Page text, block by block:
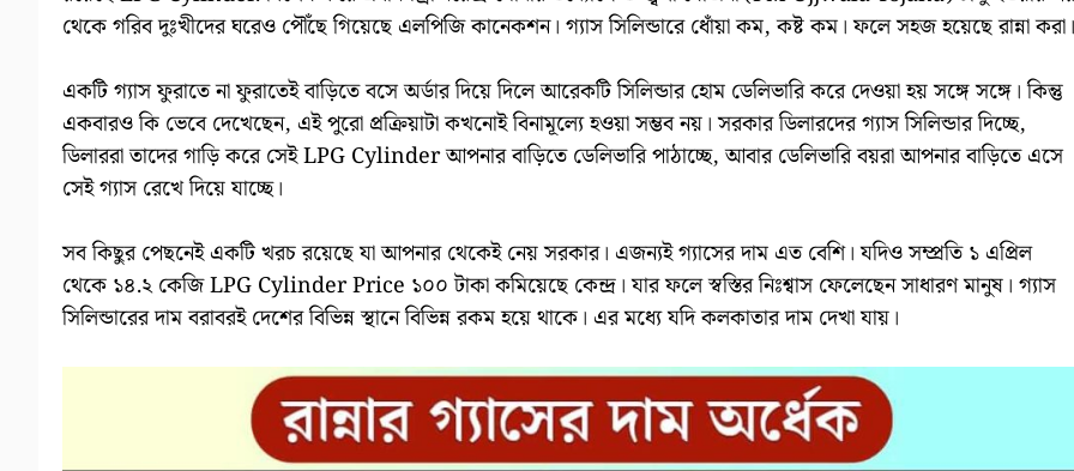
থেকে গরিব দুঃখীদের ঘরেও পৌঁছে গিয়েছে এলপিজি কানেকশন। গ্যাস সিলিন্ডারে ধোঁয়া কম, কষ্ট কম। ফলে সহজ হয়েছে রান্না করা।
একটি গ্যাস ফুরাতে না ফুরাতেই বাড়িতে বসে অর্ডার দিয়ে দিলে আরেকটি সিলিন্ডার হোম ডেলিভারি করে দেওয়া হয় সঙ্গে সঙ্গে। কিন্তু
একবারও কি ভেবে দেখেছেন, এই পুরো প্রক্রিয়াটা কখনোই বিনামূল্যে হওয়া সম্ভব নয়। সরকার ডিলারদের গ্যাস সিলিন্ডার দিচ্ছে,
ডিলাররা তাদের গাড়ি করে সেই LPG Cylinder আপনার বাড়িতে ডেলিভারি পাঠাচ্ছে, আবার ডেলিভারি বয়রা আপনার বাড়িতে এসে
সেই গ্যাস রেখে দিয়ে যাচ্ছে।
সব কিছুর পেছনেই একটি খরচ রয়েছে যা আপনার থেকেই নেয় সরকার। এজন্যই গ্যাসের দাম এত বেশি। যদিও সম্প্রতি ১ এপ্রিল
থেকে ১৪.২ কেজি LPG Cylinder Price ১০০ টাকা কমিয়েছে কেন্দ্র। যার ফলে স্বস্তির নিঃশ্বাস ফেলেছেন সাধারণ মানুষ। গ্যাস
সিলিন্ডারের দাম বরাবরই দেশের বিভিন্ন স্থানে বিভিন্ন রকম হয়ে থাকে। এর মধ্যে যদি কলকাতার দাম দেখা যায়।